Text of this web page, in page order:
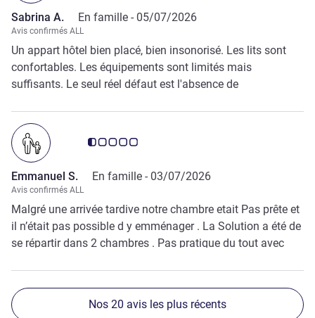
Sabrina A. En famille - 05/07/2026
Avis confirmés ALL
Un appart hôtel bien placé, bien insonorisé. Les lits sont
confortables. Les équipements sont limités mais
suffisants. Le seul réel défaut est l'absence de
Note Avis clients 0.5/5
Emmanuel S. En famille - 03/07/2026
Avis confirmés ALL
Malgré une arrivée tardive notre chambre etait Pas prête et
il n’était pas possible d y emménager . La Solution a été de
se répartir dans 2 chambres . Pas pratique du tout avec
Nos 20 avis les plus récents